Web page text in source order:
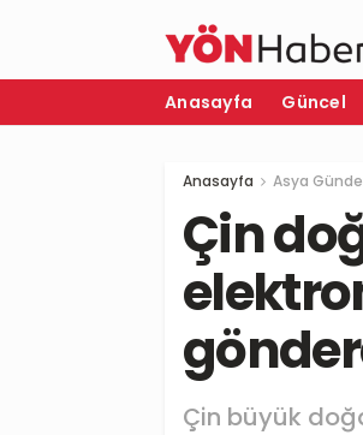
Anasayfa Güncel
Anasayfa Asya
Çin
Çin büyük